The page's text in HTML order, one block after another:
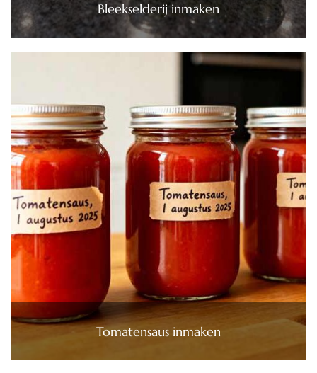
Bleekselderij inmaken
Tomatensaus inmaken